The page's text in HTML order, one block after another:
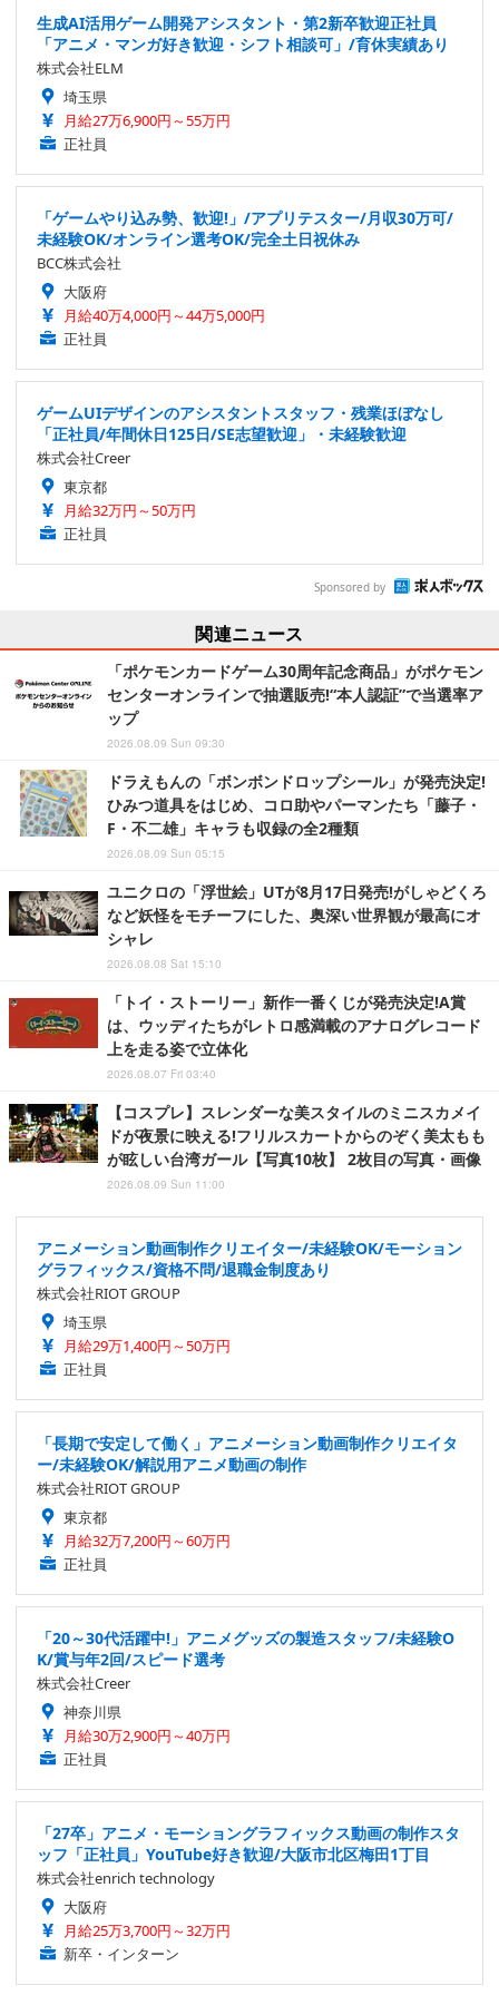
生成AI活用ゲーム開発アシスタント・第2新卒歓迎正社員
「アニメ・マンガ好き歓迎・シフト相談可」/育休実績あり
株式会社ELM
埼玉県
月給27万6,900円～55万円
正社員
「ゲームやり込み勢、歓迎!」/アプリテスター/月収30万可/
未経験OK/オンライン選考OK/完全土日祝休み
BCC株式会社
大阪府
月給40万4,000円～44万5,000円
正社員
ゲームUIデザインのアシスタントスタッフ・残業ほぼなし
「正社員/年間休日125日/SE志望歓迎」・未経験歓迎
株式会社Creer
東京都
月給32万円～50万円
正社員
Sponsored by
関連ニュース
「ポケモンカードゲーム30周年記念商品」がポケモン
センターオンラインで抽選販売!“本人認証”で当選率ア
ップ
2026.08.09 Sun 09:30
ドラえもんの「ボンボンドロップシール」が発売決定!
ひみつ道具をはじめ、コロ助やパーマンたち「藤子・
F・不二雄」キャラも収録の全2種類
2026.08.09 Sun 05:15
ユニクロの「浮世絵」UTが8月17日発売!がしゃどくろ
など妖怪をモチーフにした、奥深い世界観が最高にオ
シャレ
2026.08.08 Sat 15:10
「トイ・ストーリー」新作一番くじが発売決定!A賞
は、ウッディたちがレトロ感満載のアナログレコード
上を走る姿で立体化
2026.08.07 Fri 03:40
【コスプレ】スレンダーな美スタイルのミニスカメイ
ドが夜景に映える!フリルスカートからのぞく美太もも
が眩しい台湾ガール【写真10枚】 2枚目の写真・画像
2026.08.09 Sun 11:00
アニメーション動画制作クリエイター/未経験OK/モーション
グラフィックス/資格不問/退職金制度あり
株式会社RIOT GROUP
埼玉県
月給29万1,400円～50万円
正社員
「長期で安定して働く」アニメーション動画制作クリエイタ
ー/未経験OK/解説用アニメ動画の制作
株式会社RIOT GROUP
東京都
月給32万7,200円～60万円
正社員
「20～30代活躍中!」アニメグッズの製造スタッフ/未経験O
K/賞与年2回/スピード選考
株式会社Creer
神奈川県
月給30万2,900円～40万円
正社員
「27卒」アニメ・モーショングラフィックス動画の制作スタ
ッフ「正社員」YouTube好き歓迎/大阪市北区梅田1丁目
株式会社enrich technology
大阪府
月給25万3,700円～32万円
新卒・インターン